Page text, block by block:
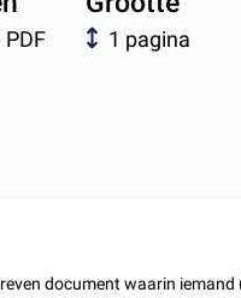
1 pagina
document waarin